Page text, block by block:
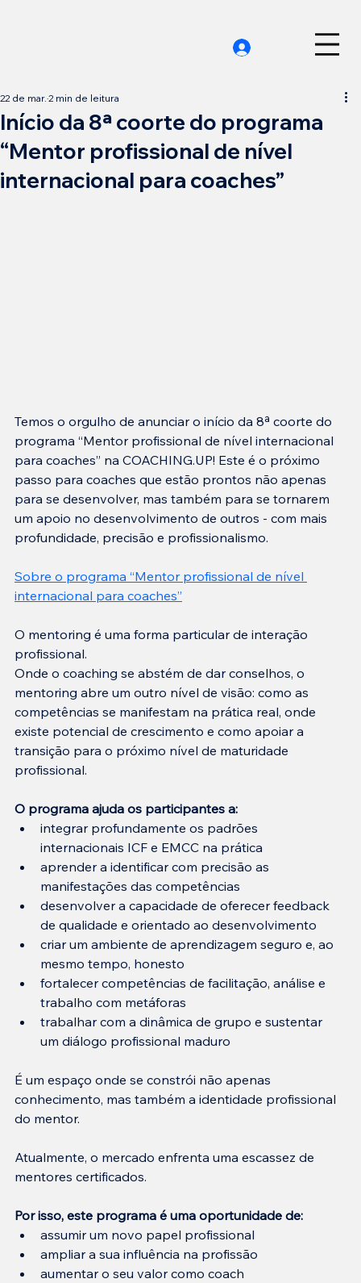
Início da 8ª coorte do programa
“Mentor profissional de nível
internacional para coaches”
22 de mar. 2 min de leitura
Temos o orgulho de anunciar o início da 8ª coorte do
programa “Mentor profissional de nível internacional
para coaches” na COACHING.UP! Este é o próximo
passo para coaches que estão prontos não apenas
para se desenvolver, mas também para se tornarem
um apoio no desenvolvimento de outros - com mais
profundidade, precisão e profissionalismo.
Sobre o programa “Mentor profissional de nível
internacional para coaches”
O mentoring é uma forma particular de interação
profissional.
Onde o coaching se abstém de dar conselhos, o
mentoring abre um outro nível de visão: como as
competências se manifestam na prática real, onde
existe potencial de crescimento e como apoiar a
transição para o próximo nível de maturidade
profissional.
O programa ajuda os participantes a:
integrar profundamente os padrões
internacionais ICF e EMCC na prática
aprender a identificar com precisão as
manifestações das competências
desenvolver a capacidade de oferecer feedback
de qualidade e orientado ao desenvolvimento
criar um ambiente de aprendizagem seguro e, ao
mesmo tempo, honesto
fortalecer competências de facilitação, análise e
trabalho com metáforas
trabalhar com a dinâmica de grupo e sustentar
um diálogo profissional maduro
É um espaço onde se constrói não apenas
conhecimento, mas também a identidade profissional
do mentor.
Atualmente, o mercado enfrenta uma escassez de
mentores certificados.
Por isso, este programa é uma oportunidade de:
assumir um novo papel profissional
ampliar a sua influência na profissão
aumentar o seu valor como coach